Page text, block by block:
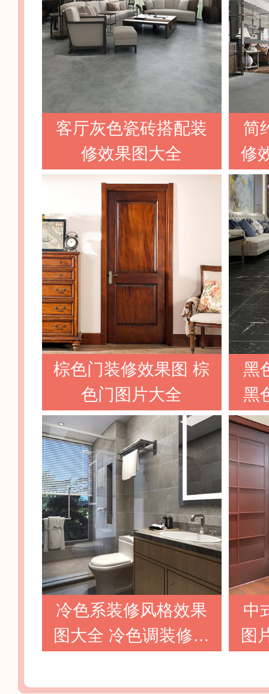
客厅灰色瓷砖搭配装
修效果图大全
简
修
棕色门装修效果图 棕
色门图片大全
黑
黑
冷色系装修风格效果
图大全 冷色调装修效
中
图